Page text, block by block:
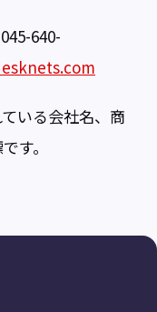
640-
いる会社名、商
す。